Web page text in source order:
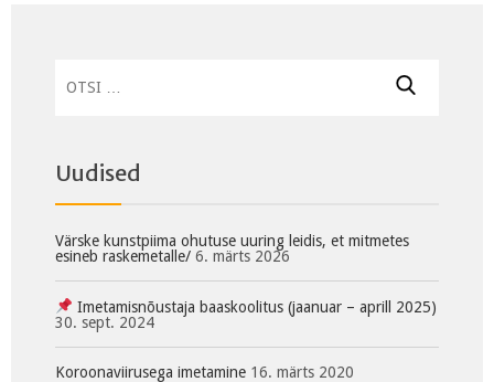
Uudised
Värske kunstpiima ohutuse uuring leidis, et mitmetes
esineb raskemetalle/ 6. märts 2026
Imetamisnõustaja baaskoolitus (jaanuar – aprill 2025)
30. sept. 2024
Koroonaviirusega imetamine 16. märts 2020